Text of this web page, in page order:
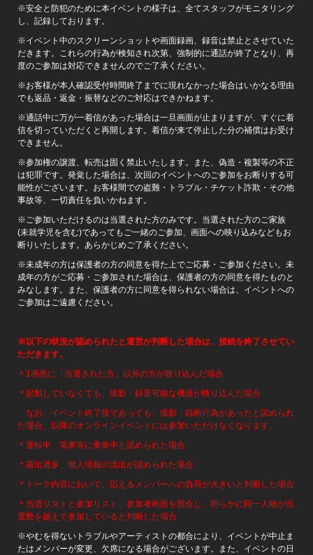
※安全と防犯のために本イベントの様子は、全てスタッフがモニタリング
し、記録しております。
※イベント中のスクリーンショットや画面録画、録音は禁止とさせていた
だきます。これらの行為が検知され次第、強制的に通話が終了となり、再
度のご参加は対応できませんのでご了承ください。
※お客様が本人確認受付時間終了までに現れなかった場合はいかなる理由
でも返品・返金・振替などのご対応はできかねます。
※通話中に万が一着信があった場合は一旦画面が止まりますが、すぐに着
信を切っていただくと再開します。着信が来て停止した分の補償はお受け
できません。
※参加権の譲渡、転売は固く禁止いたします。また、偽造・複製等の不正
は犯罪です。発覚した場合は、次回のイベントへのご参加をお断りする可
能性がございます。お客様間での盗難・トラブル・チケット詐欺・その他
事故等、一切責任を負いかねます。
※ご参加いただけるのは当選された方のみです。当選された方のご家族
(未就学児を含む)であってもご一緒のご参加、画面への映り込みなどもお
断りいたします。あらかじめご了承ください。
※未成年の方は保護者の方の同意を得た上でご応募・ご参加ください。未
成年の方がご応募・ご参加された場合は、保護者の方の同意を得たものと
みなします。また、保護者の方に同意を得られない場合は、イベントへの
ご参加はご遠慮ください。
※以下の状況が認められたと運営が判断した場合は、接続を終了させてい
ただきます。
＊1画面に「当選された方」以外の方が映り込んだ場合
＊起動していなくても、撮影・録音可能な機器が映り込んだ場合
なお、イベント終了後であっても、撮影・録画行為があったと認められ
た場合、以降のオンラインイベントには参加いただけなくなります。
＊運転中、電車等に乗車中と認められた場合
＊露出過多、個人情報の流出が認められた場合
＊トーク内容において、応えるメンバーへの負荷が大きいと判断した場合
＊当選リストと参加リスト、参加者画面を照合し、明らかに同一人物が当
選数を越えて参加していると判断した場合
※やむを得ないトラブルやアーティストの都合により、イベントが中止ま
たはメンバーが変更、欠席になる場合がございます。また、イベントの日